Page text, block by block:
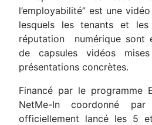
l’employabilité” est une
lesquels les tenants et
réputation numérique sont
de capsules vidéos
présentations concrètes.
Financé par le programme
NetMe-In coordonné
officiellement lancé les 5